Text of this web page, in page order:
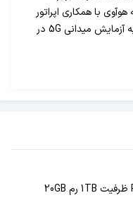
با همکاری اپراتور
ژاپنی NTT DoCoMo دست به آزمایش میدانی 5G در